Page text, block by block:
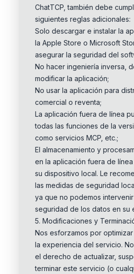
ChatTCP, también debe
siguientes reglas adicionales:
Solo descargar e instalar la
la Apple Store o Microsoft
asegurar la seguridad del
No hacer ingeniería inversa,
modificar la aplicación;
No usar la aplicación para
comercial o reventa;
La aplicación fuera de línea
todas las funciones de la
como servicios MCP, etc.;
El almacenamiento y
en la aplicación fuera de
su dispositivo local. Le
las medidas de seguridad
ya que no podemos
seguridad de los datos en su
5. Modificaciones y
Nos esforzamos por
la experiencia del servicio.
el derecho de actualizar,
terminar este servicio (o